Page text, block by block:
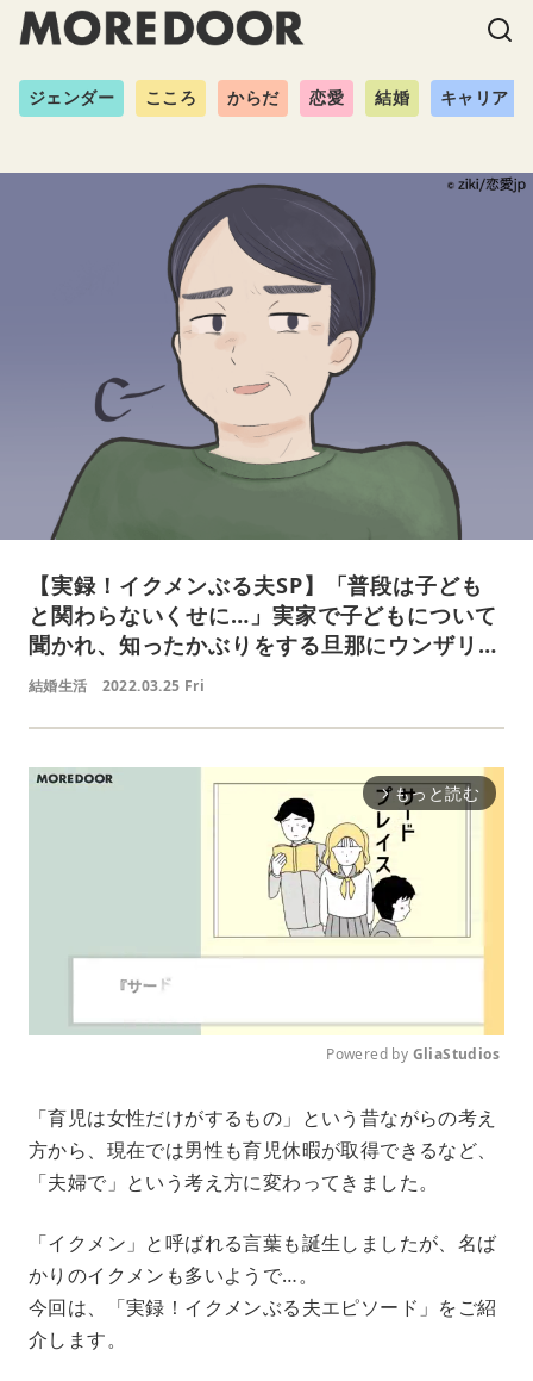
ジェンダー こころ からだ 恋愛 結婚 キャリア
【実録！イクメンぶる夫SP】「普段は子ども
と関わらないくせに…」実家で子どもについて
聞かれ、知ったかぶりをする旦那にウンザリ…
結婚生活 2022.03.25 Fri
arrow_forward_ios もっと読む
u
t
Powered by GliaStudios
「育児は女性だけがするもの」という昔ながらの考え
方から、現在では男性も育児休暇が取得できるなど、
「夫婦で」という考え方に変わってきました。
「イクメン」と呼ばれる言葉も誕生しましたが、名ば
かりのイクメンも多いようで…。
今回は、「実録！イクメンぶる夫エピソード」をご紹
介します。